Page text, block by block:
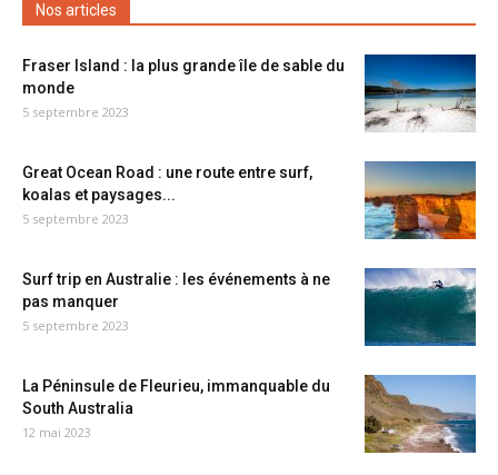
Nos articles
Fraser Island : la plus grande île de sable du
monde
5 septembre 2023
Great Ocean Road : une route entre surf,
koalas et paysages...
5 septembre 2023
Surf trip en Australie : les événements à ne
pas manquer
5 septembre 2023
La Péninsule de Fleurieu, immanquable du
South Australia
12 mai 2023